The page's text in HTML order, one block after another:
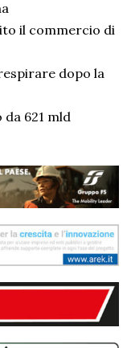
il commercio di
dopo la
621 mld